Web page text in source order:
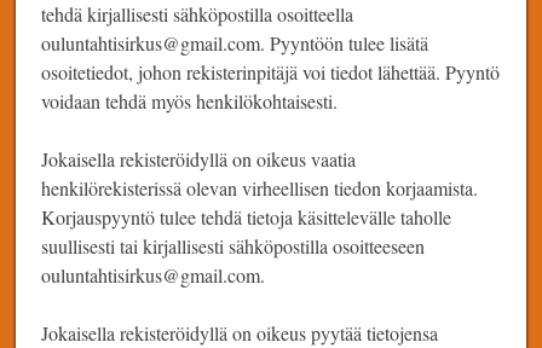
tehdä kirjallisesti sähköpostilla osoitteella
ouluntahtisirkus@gmail.com. Pyyntöön tulee lisätä
osoitetiedot, johon rekisterinpitäjä voi tiedot lähettää. Pyyntö
voidaan tehdä myös henkilökohtaisesti.
Jokaisella rekisteröidyllä on oikeus vaatia
henkilörekisterissä olevan virheellisen tiedon korjaamista.
Korjauspyyntö tulee tehdä tietoja käsittelevälle taholle
suullisesti tai kirjallisesti sähköpostilla osoitteeseen
ouluntahtisirkus@gmail.com.
Jokaisella rekisteröidyllä on oikeus pyytää tietojensa